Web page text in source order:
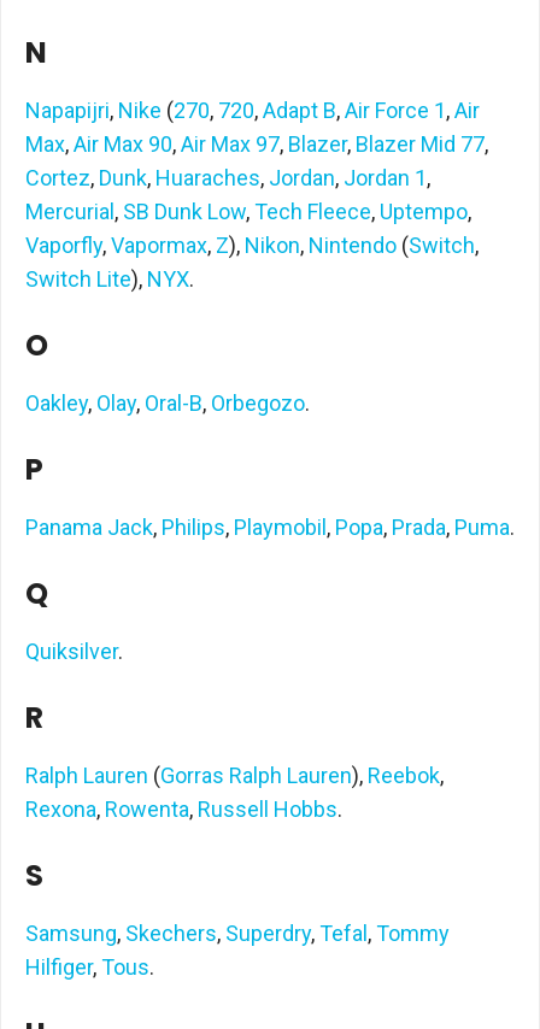
N
Napapijri, Nike (270, 720,Adapt B,Air Force 1,Air
Max,Air Max 90,Air Max 97, Blazer, Blazer Mid 77,
Cortez, Dunk, Huaraches, Jordan, Jordan 1,
Mercurial , SB Dunk Low,Tech Fleece, Uptempo,
Vaporfly,Vapormax, Z), Nikon, Nintendo (Switch,
Switch Lite), NYX.
O
Oakley, Olay, Oral-B, Orbegozo.
P
Panama Jack, Philips, Playmobil , Popa, Prada, Puma.
Q
Quiksilver.
R
Ralph Lauren (Gorras Ralph Lauren), Reebok,
Rexona, Rowenta, Russell Hobbs.
S
Samsung, Skechers, Superdry,Tefal ,Tommy
Hilfiger,Tous.